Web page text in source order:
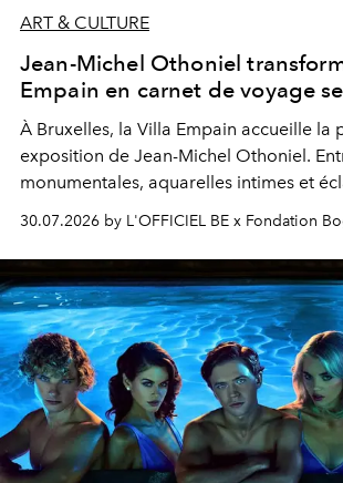
ART & CULTURE
Jean-Michel Othoniel
Empain en carnet de voyage
À Bruxelles, la Villa Empain accueille la
exposition de Jean-Michel Othoniel.
monumentales, aquarelles intimes et
émotionnel où chaque œuvre devient le
lumineux d’un voyage, d’une rencontre
émerveillement.
30.07.2026 by L'OFFICIEL BE x Fondation